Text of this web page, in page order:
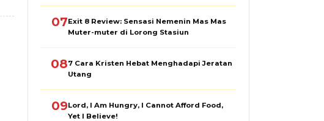
07Exit 8 Review: Sensasi Nemenin Mas Mas
Muter-muter di Lorong Stasiun
087 Cara Kristen Hebat Menghadapi Jeratan
Utang
09Lord, I Am Hungry, I Cannot Afford Food,
Yet I Believe!